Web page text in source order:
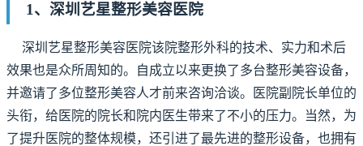
1、深圳艺星整形美容医院
深圳艺星整形美容医院该院整形外科的技术、实力和术后
效果也是众所周知的。自成立以来更换了多台整形美容设备，
并邀请了多位整形美容人才前来咨询洽谈。医院副院长单位的
头衔，给医院的院长和院内医生带来了不小的压力。当然，为
了提升医院的整体规模，还引进了最先进的整形设备，也拥有